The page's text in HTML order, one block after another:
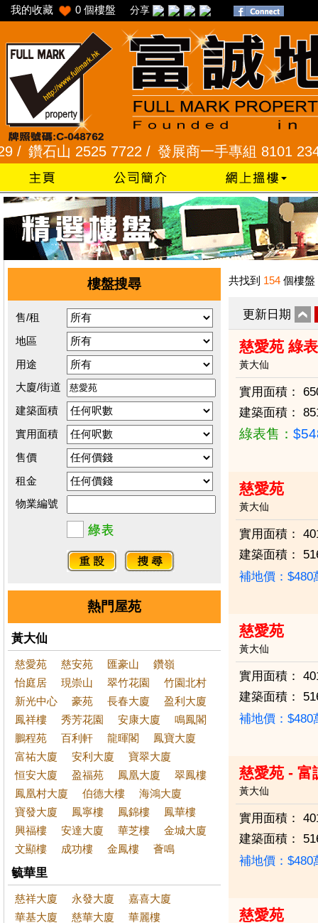
我的收藏 0 個樓盤 分享
石山 2525 7722 /發展商一手專組 8101 2345 /
樓盤搜尋
售/租
地區
用途
大廈/街道
建築面積
實用面積
售價
租金
物業編號
熱門屋苑
黃大仙
慈愛苑 慈安苑 匯豪山
鑽嶺
怡庭居
現崇山 翠竹花園
竹園北村
新光中心
豪苑 長春大廈
盈利大廈
鳳祥樓
秀芳花園 安康大廈
鳴鳳閣
鵬程苑
百利軒 龍暉閣
鳳寶大廈
富祐大廈
安利大廈
寶翠大廈
恒安大廈
盈福苑 鳳凰大廈
翠鳳樓
鳳凰村大廈
伯德大樓
海鴻大廈
寶發大廈
鳳寧樓 鳳錦樓
鳳華樓
興福樓
安達大廈 華芝樓
金城大廈
文顯樓
成功樓 金鳳樓 薈鳴
毓華里
慈祥大廈 永發大廈
嘉喜大廈
華基大廈
慈華大廈
華麗樓
共找到 154 個樓盤
更新日期
慈愛苑 綠
黃大仙
實用面積：
建築面積：
綠表售：
慈愛苑
黃大仙
實用面積：
建築面積：
補地價：
慈愛苑
黃大仙
實用面積：
建築面積：
補地價：
慈愛苑 - 富
黃大仙
實用面積：
建築面積：
補地價：
慈愛苑